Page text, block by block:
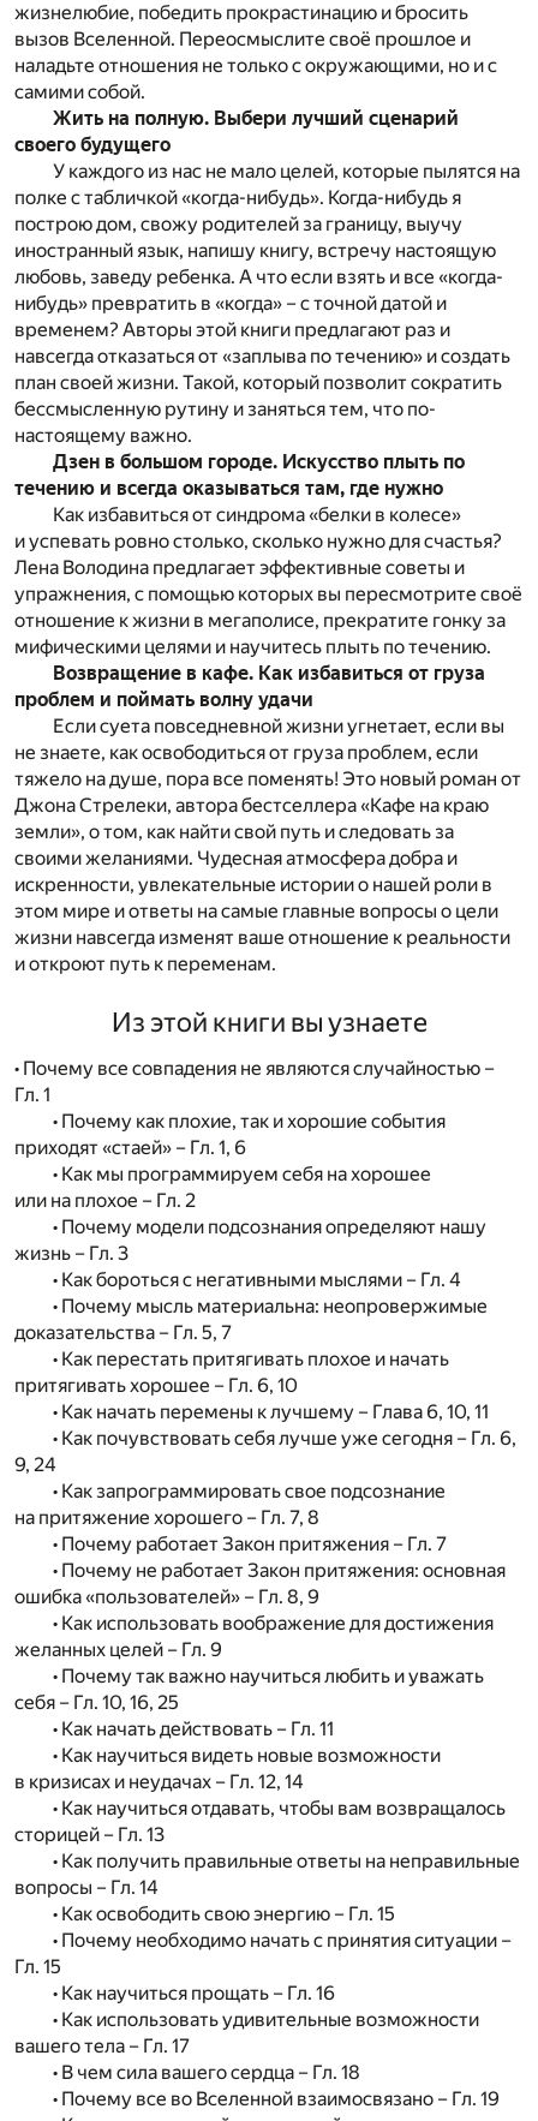
жизнелюбие, победить прокрастинацию и бросить
вызов Вселенной. Переосмыслите своё прошлое и
наладьте отношения не только с окружающими, но и с
самими собой.
Жить на полную. Выбери лучший сценарий
своего будущего
У каждого из нас не мало целей, которые пылятся на
полке с табличкой «когда-нибудь». Когда-нибудь я
построю дом, свожу родителей за границу, выучу
иностранный язык, напишу книгу, встречу настоящую
любовь, заведу ребенка. А что если взять и все «когда-
нибудь» превратить в «когда» – с точной датой и
временем? Авторы этой книги предлагают раз и
навсегда отказаться от «заплыва по течению» и создать
план своей жизни. Такой, который позволит сократить
бессмысленную рутину и заняться тем, что по-
настоящему важно.
Дзен в большом городе. Искусство плыть по
течению и всегда оказываться там, где нужно
Как избавиться от синдрома «белки в колесе»
и успевать ровно столько, сколько нужно для счастья?
Лена Володина предлагает эффективные советы и
упражнения, с помощью которых вы пересмотрите своё
отношение к жизни в мегаполисе, прекратите гонку за
мифическими целями и научитесь плыть по течению.
Возвращение в кафе. Как избавиться от груза
проблем и поймать волну удачи
Если суета повседневной жизни угнетает, если вы
не знаете, как освободиться от груза проблем, если
тяжело на душе, пора все поменять! Это новый роман от
Джона Стрелеки, автора бестселлера «Кафе на краю
земли», о том, как найти свой путь и следовать за
своими желаниями. Чудесная атмосфера добра и
искренности, увлекательные истории о нашей роли в
этом мире и ответы на самые главные вопросы о цели
жизни навсегда изменят ваше отношение к реальности
и откроют путь к переменам.
Из этой книги вы узнаете
• Почему все совпадения не являются случайностью –
Гл. 1
• Почему как плохие, так и хорошие события
приходят «стаей» – Гл. 1, 6
• Как мы программируем себя на хорошее
или на плохое – Гл. 2
• Почему модели подсознания определяют нашу
жизнь – Гл. 3
• Как бороться с негативными мыслями – Гл. 4
• Почему мысль материальна: неопровержимые
доказательства – Гл. 5, 7
• Как перестать притягивать плохое и начать
притягивать хорошее – Гл. 6, 10
• Как начать перемены к лучшему – Глава 6, 10, 11
• Как почувствовать себя лучше уже сегодня – Гл. 6,
9, 24
• Как запрограммировать свое подсознание
на притяжение хорошего – Гл. 7, 8
• Почему работает Закон притяжения – Гл. 7
• Почему не работает Закон притяжения: основная
ошибка «пользователей» – Гл. 8, 9
• Как использовать воображение для достижения
желанных целей – Гл. 9
• Почему так важно научиться любить и уважать
себя – Гл. 10, 16, 25
• Как начать действовать – Гл. 11
• Как научиться видеть новые возможности
в кризисах и неудачах – Гл. 12, 14
• Как научиться отдавать, чтобы вам возвращалось
сторицей – Гл. 13
• Как получить правильные ответы на неправильные
вопросы – Гл. 14
• Как освободить свою энергию – Гл. 15
• Почему необходимо начать с принятия ситуации –
Гл. 15
• Как научиться прощать – Гл. 16
• Как использовать удивительные возможности
вашего тела – Гл. 17
• В чем сила вашего сердца – Гл. 18
• Почему все во Вселенной взаимосвязано – Гл. 19